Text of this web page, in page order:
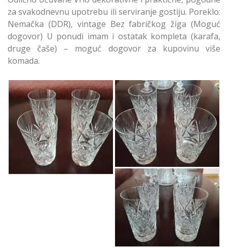
za svakodnevnu upotrebu ili serviranje gostiju. Poreklo:
Nemačka (DDR), vintage Bez fabričkog žiga (Moguć
dogovor) U ponudi imam i ostatak kompleta (karafa,
druge čaše) – moguć dogovor za kupovinu više
komada.
Prodajem DDR
vintage kristalne čaše
4 kom - Beograd
Prodajem DDR
vintage kristalne čaše
4 kom - Srbija
Prodajem DDR
vintage kristalne čaše